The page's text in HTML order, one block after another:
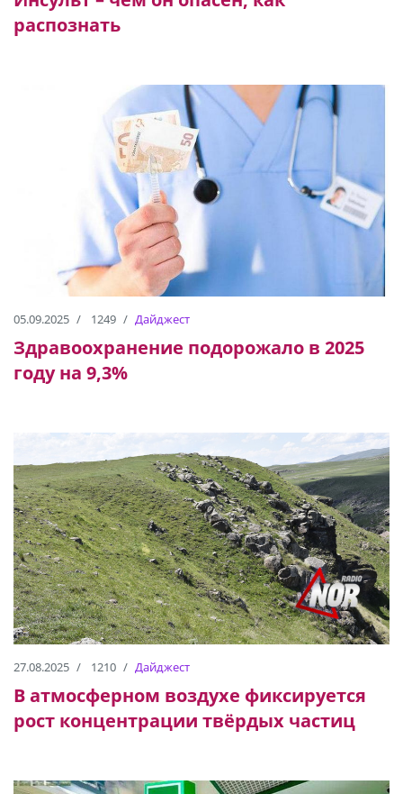
распознать
05.09.2025 1249 Дайджест
Здравоохранение подорожало в 2025
году на 9,3%
27.08.2025 1210 Дайджест
В атмосферном воздухе фиксируется
рост концентрации твёрдых частиц